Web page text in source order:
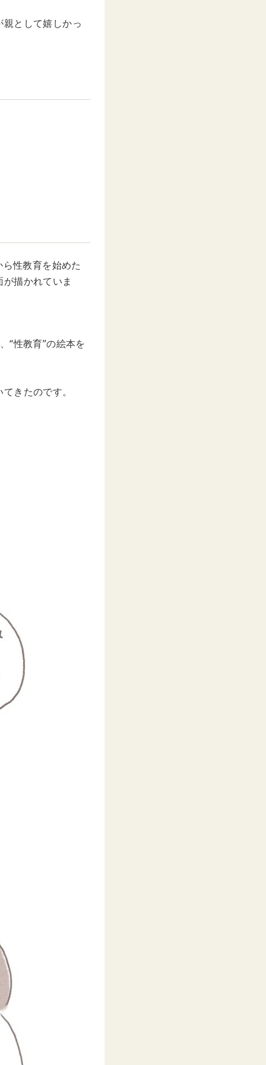
として嬉しかっ
性教育を始めた
描かれていま
“性教育”の絵本を
きたのです。